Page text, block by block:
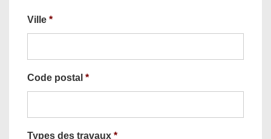
Ville *
Code postal *
Types des travaux *